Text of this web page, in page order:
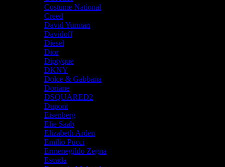
Costume National
Creed
David Yurman
Davidoff
Diesel
Dior
Diptyque
DKNY
Dolce & Gabbana
Doriane
DSQUARED2
Dupont
Eisenberg
Elie Saab
Elizabeth Arden
Emilio Pucci
Ermenegildo Zegna
Escada